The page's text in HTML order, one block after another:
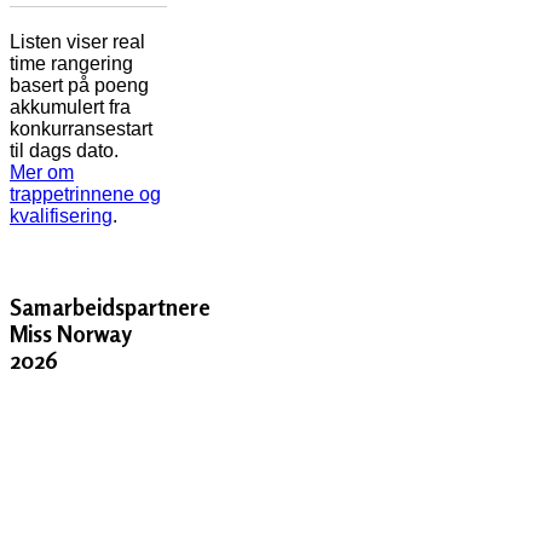
Listen viser real
time rangering
basert på poeng
akkumulert fra
konkurransestart
til dags dato.
Mer om
trappetrinnene og
kvalifisering.
Samarbeidspartnere
Miss Norway
2026